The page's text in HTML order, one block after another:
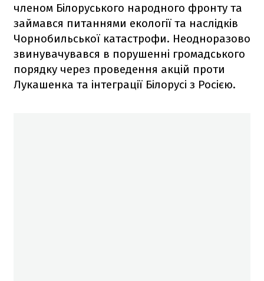
членом Білоруського народного фронту та
займався питаннями екології та наслідків
Чорнобильської катастрофи. Неодноразово
звинувачувався в порушенні громадського
порядку через проведення акцій проти
Лукашенка та інтеграції Білорусі з Росією.